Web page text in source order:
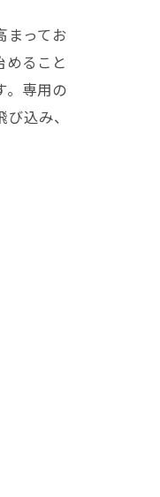
まってお
ること
。専用の
込み、